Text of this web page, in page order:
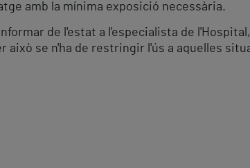
amb la mínima exposició necessària.
de l'estat a l'especialista de
se n'ha de restringir l'ús a aquelles